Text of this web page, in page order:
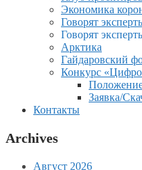
Экономика
Говорят
Говорят
Арктика
Гайдаровский
Конкурс
Заявка/
Контакты
Archives
Август 2026